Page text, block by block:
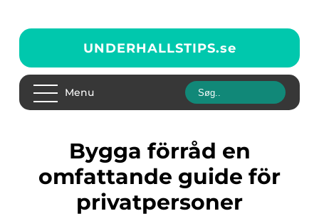
UNDERHALLSTIPS.se
Menu
Bygga förråd en
omfattande guide för
privatpersoner